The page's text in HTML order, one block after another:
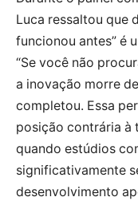
Luca ressaltou que
funcionou antes” é
“Se você não
a inovação morre
completou. Essa
posição contrária à
quando estúdios
significativamente
desenvolvimento